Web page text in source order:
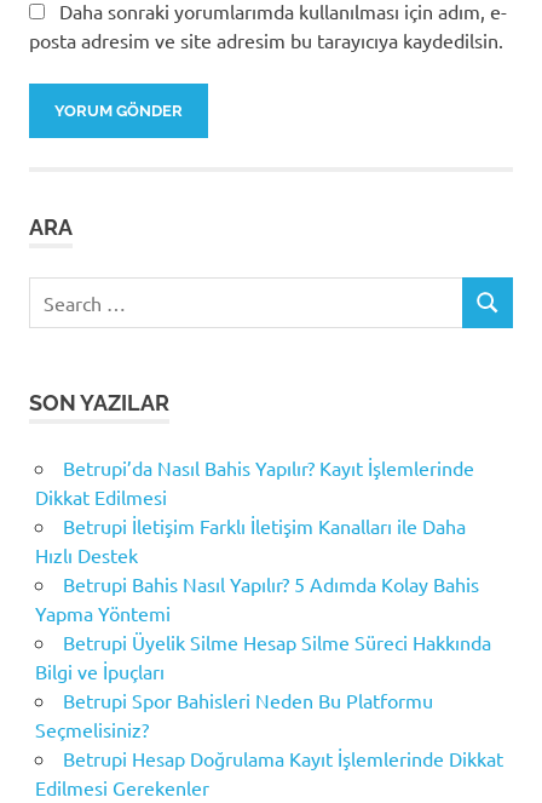
Daha sonraki yorumlarımda kullanılması için adım, e-
posta adresim ve site adresim bu tarayıcıya kaydedilsin.
ARA
for:
SEARCH
SON YAZILAR
Betrupi’da Nasıl Bahis Yapılır? Kayıt İşlemlerinde
Dikkat Edilmesi
Betrupi İletişim Farklı İletişim Kanalları ile Daha
Hızlı Destek
Betrupi Bahis Nasıl Yapılır? 5 Adımda Kolay Bahis
Yapma Yöntemi
Betrupi Üyelik Silme Hesap Silme Süreci Hakkında
Bilgi ve İpuçları
Betrupi Spor Bahisleri Neden Bu Platformu
Seçmelisiniz?
Betrupi Hesap Doğrulama Kayıt İşlemlerinde Dikkat
Edilmesi Gerekenler